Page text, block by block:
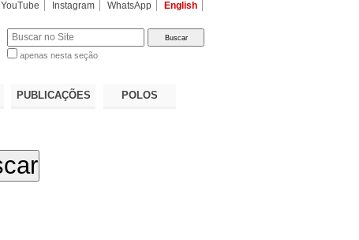
YouTube Instagram WhatsApp English
apenas nesta seção
PUBLICAÇÕES POLOS